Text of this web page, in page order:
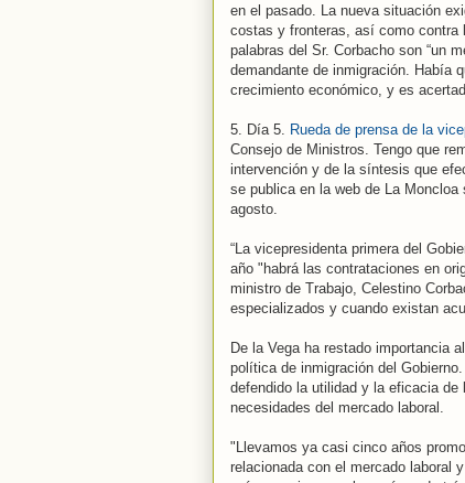
en el pasado. La nueva situación
costas y fronteras, así como contra
palabras del Sr. Corbacho son “un
demandante de inmigración. Había
crecimiento económico, y es
5. Día 5. Rueda de prensa de la
Consejo de Ministros. Tengo que
intervención y de la síntesis que
se publica en la web de La
agosto.
“La vicepresidenta primera del
año "habrá las contrataciones en
ministro de Trabajo, Celestino
especializados y cuando existan
De la Vega ha restado importancia
política de inmigración del
defendido la utilidad y la eficacia
necesidades del mercado laboral.
"Llevamos ya casi cinco años
relacionada con el mercado laboral